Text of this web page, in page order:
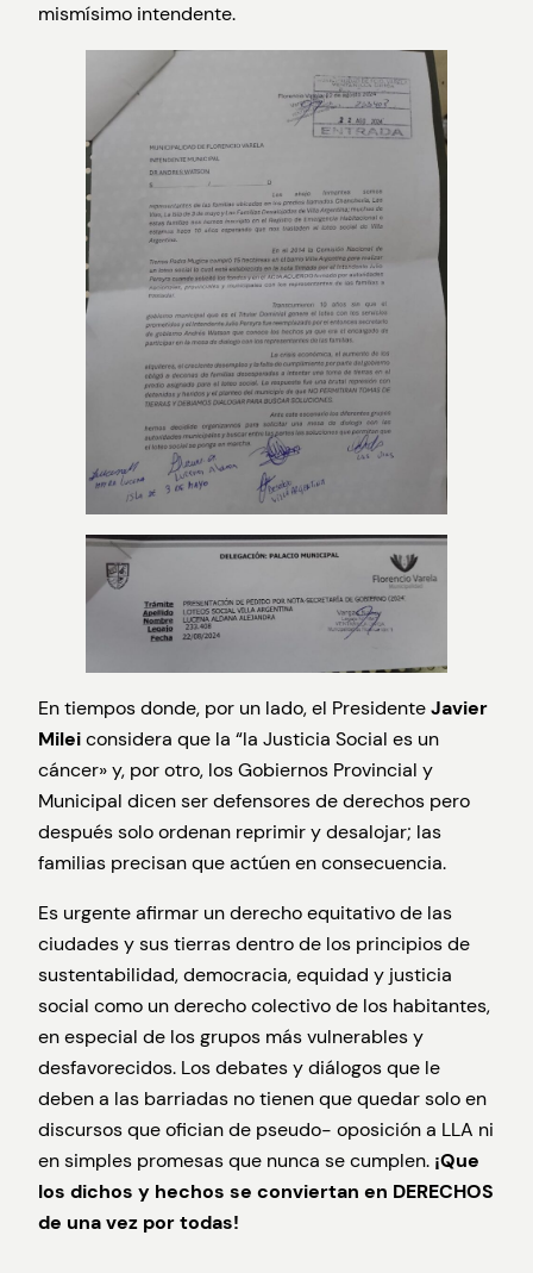
mismísimo intendente.
En tiempos donde, por un lado, el PresidenteJavier
Mileiconsidera que la “la Justicia Social es un
cáncer» y, por otro, los Gobiernos Provincial y
Municipal dicen ser defensores de derechos pero
después solo ordenan reprimir y desalojar; las
familias precisan que actúen en consecuencia.
Es urgente afirmar un derecho equitativo de las
ciudades y sus tierras dentro de los principios de
sustentabilidad, democracia, equidad y justicia
social como un derecho colectivo de los habitantes,
en especial de los grupos más vulnerables y
desfavorecidos. Los debates y diálogos que le
deben a las barriadas no tienen que quedar solo en
discursos que ofician de pseudo- oposición a LLA ni
en simples promesas que nunca se cumplen. ¡Que
los dichos y hechos se conviertan en DERECHOS
de una vez por todas!